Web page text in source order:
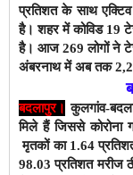
प्रतिशत के साथ
है। शहर में कोविड 19
है। आज 269 लोगों ने
अंबरनाथ में अब तक
बदलापुर। कुलगांव-
मिले हैं जिससे
मृतकों का 1.64
98.03 प्रतिशत मरीज